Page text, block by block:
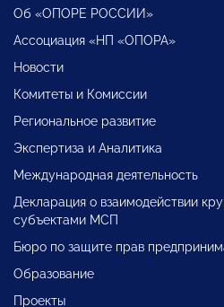
Об «ОПОРЕ РОССИИ»
Ассоциация «НП «ОПОРА»
Новости
Комитеты и Комиссии
Региональное развитие
Экспертиза и Аналитика
Международная деятельность
Декларация о взаимодействии
субъектами МСП
Бюро по защите прав
Образование
Проекты